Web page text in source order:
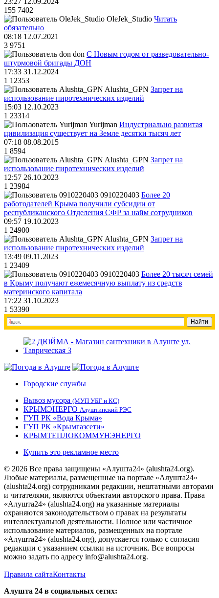
155 7402
OleJek_Studio Читать
обязательно
08:18 12.07.2021
3 9751
don С Новым годом от разведовательно-
штурмовой бригады ДОН
17:33 31.12.2024
1 12353
Alushta_GPN Запрет на
использование пиротехнических изделий
15:03 12.10.2023
1 23314
Yurijman Индустриально развитая
цивилизация существует на Земле десятки тысяч лет
07:18 08.08.2015
1 8594
Alushta_GPN Запрет на
использование пиротехнических изделий
12:57 26.10.2023
1 23984
0910220403 Более 20
работодателей Крыма получили субсидии от
республиканского Отделения СФР за найм сотрудников
09:57 19.10.2023
1 24900
Alushta_GPN Запрет на
использование пиротехнических изделий
13:49 09.11.2023
1 23409
0910220403 Более 20 тысяч семей
в Крыму получают ежемесячную выплату из средств
материнского капитала
17:22 31.10.2023
1 53390
Городские службы
Вывоз мусора (МУП УБГ и КС)
КРЫМЭНЕРГО Алуштинский РЭС
ГУП РК «Вода Крыма»
ГУП РК «Крымгазсети»
КРЫМТЕПЛОКОММУНЭНЕРГО
Купить это рекламное место
© 2026 Все права защищены «Алушта24» (alushta24.org).
Любые материалы, размещенные на портале «Алушта24»
(alushta24.org) сотрудниками редакции, нештатными авторами
и читателями, являются объектами авторского права. Права
«Алушта24» (alushta24.org) на указанные материалы
охраняются законодательством о правах на результаты
интеллектуальной деятельности. Полное или частичное
использование материалов, размещенных на портале
«Алушта24» (alushta24.org), допускается только с согласия
редакции с указанием ссылки на источник. Все вопросы
можно задать по адресу info@alushta24.org.
Правила сайтаКонтакты
Алушта 24 в социальных сетях: